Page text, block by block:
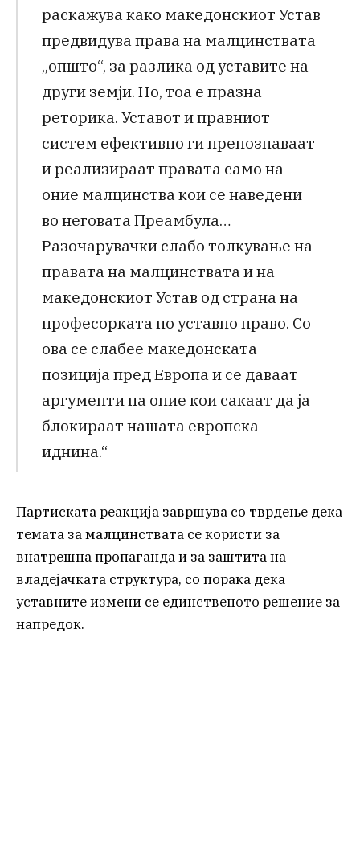
раскажува како македонскиот Устав
предвидува права на малцинствата
„општо“, за разлика од уставите на
други земји. Но, тоа е празна
реторика. Уставот и правниот
систем ефективно ги препознаваат
и реализираат правата само на
оние малцинства кои се наведени
во неговата Преамбула…
Разочарувачки слабо толкување на
правата на малцинствата и на
македонскиот Устав од страна на
професорката по уставно право. Со
ова се слабее македонската
позиција пред Европа и се даваат
аргументи на оние кои сакаат да ја
блокираат нашата европска
иднина.“
Партиската реакција завршува со тврдење дека
темата за малцинствата се користи за
внатрешна пропаганда и за заштита на
владејачката структура, со порака дека
уставните измени се единственото решение за
напредок.